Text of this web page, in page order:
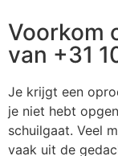
Voorkom
van +31
Je krijgt een
je niet hebt
schuilgaat. Veel
vaak uit de